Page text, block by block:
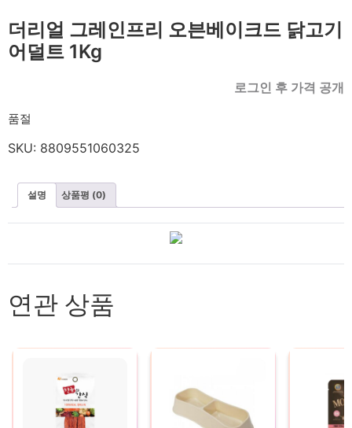
더리얼 그레인프리 오븐베이크드 닭고기
어덜트 1Kg
로그인 후 가격 공개
품절
SKU: 8809551060325
설명 상품평 (0)
연관 상품